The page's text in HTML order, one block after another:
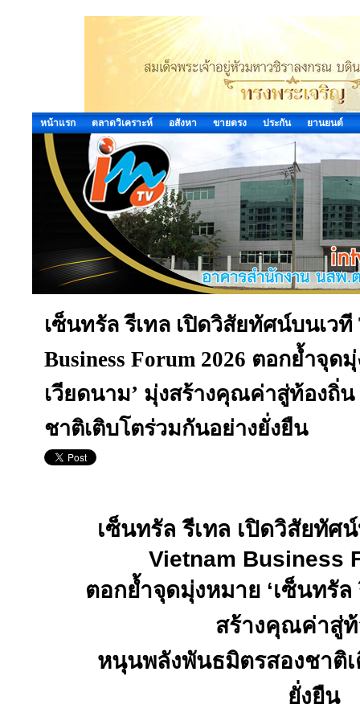
หน้าแรก ตลาดวิเคราะห์ อสังหา ขายตรง ประกัน ยานยนต์
เซ็นทรัล รีเทล เปิดวิสัยทัศน์บนเว
Business Forum 2026 ตอกย้ำจุด
เวียดนาม’ มุ่งสร้างคุณค่าสู่ท้องถิ่
ชาติเติบโตร่วมกันอย่างยั่งยืน
เซ็นทรัล รีเทล เปิดวิสัยทัศ
Vietnam Business
ตอกย้ำจุดมุ่งหมาย ‘เซ็นทรัล
สร้างคุณค่าสู่
หนุนพลังพันธมิตรสองชาติ
ยั่งยืน